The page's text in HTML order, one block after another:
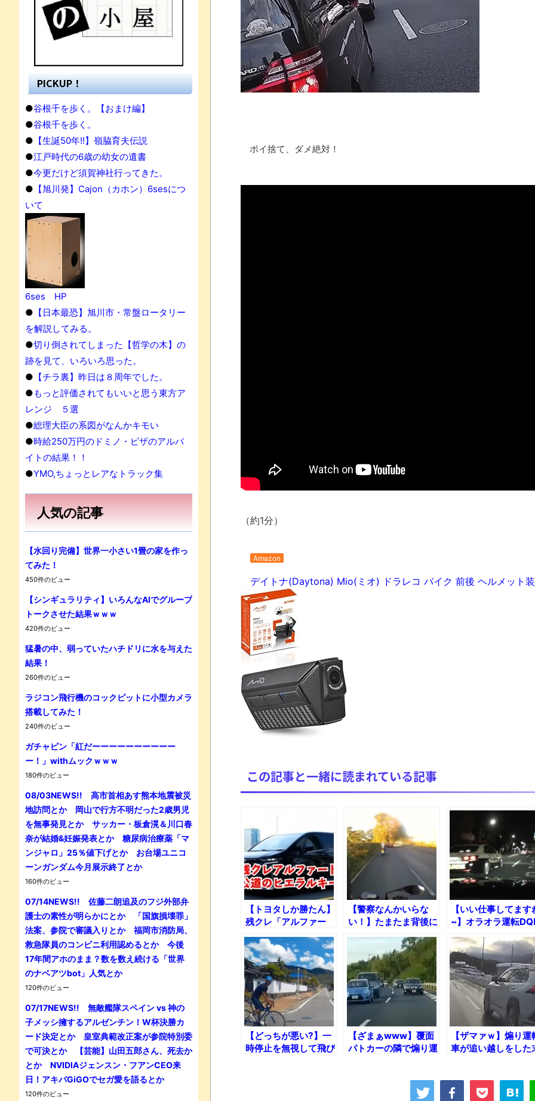
お前らの身体の悩み教えてくれ
『FF15』が発売10周年！ノクティスフィギュアなどが当たる記
みんななんだかんだ言ってお金持ってんじゃん
「アメリカのヤンキーがアジア人にケンカを売った結果ｗｗｗ
【読書感想】山野辺太郎『いつか深い穴に落ちるまで』
映画ちいかわ観に行ったので感想を書きます(若干ネタバレあり)
体験談：仕事で同じビルの中に入っているグループ会社の嫁子 [
壊れたエアコンと歌えないボク
「ム、ムリです・・・」メガネ美人ナースに入院中のオレのオ
「ム、ムリです・・・」メガネ美人ナースに入院中のオレのオナ
見ていると！悲しくなってしまう猫の画像の数々！！
Powered by livedoor 相互RSS
ポイ捨て、ダメ絶対！
（約1分）
Amazon
デイトナ(Daytona) Mio(ミオ) ドラレコ バイク 前後 ヘルメット
この記事と一緒に読まれている記事
【トヨタしか勝たん】
残クレ「アルファー
ド」の歌ｗｗｗ
【警察なんかいらな
い！】たまたま背後に
いたライダーが当て逃
げを追跡した結果！
【いい仕事してます
~】オラオラ運転
カーはパトカーが現
たらどうなるのか、
トカーにお願いして
たｗ
【どっちが悪い?】一
時停止を無視して飛び
【ざまぁwww】覆面
パトカーの隣で煽り運
【ザマァｗ】煽り運
車が追い越しをした
PICKUP！
●谷根千を歩く。【おまけ編】
●谷根千を歩く。
● 【生誕50年!!】嶺脇育夫伝説
●江戸時代の6歳の幼女の遺書
●今更だけど須賀神社行ってきた。
● 【旭川発】Cajon（カホン）6sesにつ
いて
6ses HP
● 【日本最恐】旭川市・常盤ロータリー
を解説してみる。
●切り倒されてしまった【哲学の木】の
跡を見て、いろいろ思った。
● 【チラ裏】昨日は８周年でした。
●もっと評価されてもいいと思う東方ア
レンジ ５選
●総理大臣の系図がなんかキモい
●時給250万円のドミノ・ピザのアルバ
イトの結果！！
●YMO,ちょっとレアなトラック集
人気の記事
【水回り完備】世界一小さい1畳の家を作っ
てみた！
450件のビュー
【シンギュラリティ】いろんなAIでグループ
トークさせた結果ｗｗｗ
420件のビュー
猛暑の中、弱っていたハチドリに水を与えた
結果！
260件のビュー
ラジコン飛行機のコックピットに小型カメラ
搭載してみた！
240件のビュー
ガチャピン「紅だーーーーーーーーーー
ー！」withムックｗｗｗ
180件のビュー
08/03NEWS!! 高市首相あす熊本地震被災
地訪問とか 岡山で行方不明だった2歳男児
を無事発見とか サッカー・板倉滉＆川口春
奈が結婚&妊娠発表とか 糖尿病治療薬「マ
ンジャロ」25％値下げとか お台場ユニコ
ーンガンダム今月展示終了とか
160件のビュー
07/14NEWS!! 佐藤二朗追及のフジ外部弁
護士の素性が明らかにとか 「国旗損壊罪」
法案、参院で審議入りとか 福岡市消防局、
救急隊員のコンビニ利用認めるとか 今後
17年間アホのまま？数を数え続ける「世界
のナベアツbot」人気とか
120件のビュー
07/17NEWS!! 無敵艦隊スペイン vs 神の
子メッシ擁するアルゼンチン！W杯決勝カ
ード決定とか 皇室典範改正案が参院特別委
で可決とか 【芸能】山田五郎さん、死去か
とか NVIDIAジェンスン・フアンCEO来
日！アキバGiGOでセガ愛を語るとか
120件のビュー